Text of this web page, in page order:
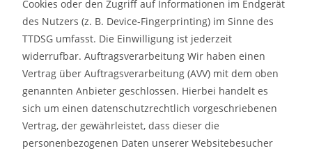
Cookies oder den Zugriff auf Informationen im Endgerät
des Nutzers (z. B. Device-Fingerprinting) im Sinne des
TTDSG umfasst. Die Einwilligung ist jederzeit
widerrufbar. Auftragsverarbeitung Wir haben einen
Vertrag über Auftragsverarbeitung (AVV) mit dem oben
genannten Anbieter geschlossen. Hierbei handelt es
sich um einen datenschutzrechtlich vorgeschriebenen
Vertrag, der gewährleistet, dass dieser die
personenbezogenen Daten unserer Websitebesucher